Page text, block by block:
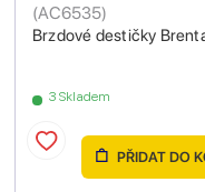
Brzdové destičky
(AC6535)
3 Skladem
PŘIDAT DO